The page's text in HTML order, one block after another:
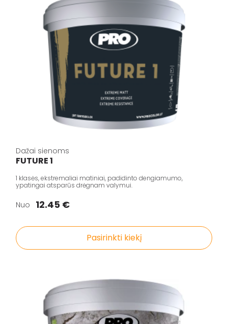
Dažai sienoms
FUTURE 1
1 klasės, ekstremaliai matiniai, padidinto dengiamumo,
ypatingai atsparūs drėgnam valymui.
Nuo 12.45 €
Pasirinkti kiekį